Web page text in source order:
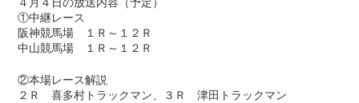
４月４日の放送内容（予定）
①中継レース
阪神競馬場 １Ｒ～１２Ｒ
中山競馬場 １Ｒ～１２Ｒ
②本場レース解説
２Ｒ 喜多村トラックマン、３Ｒ 津田トラックマン